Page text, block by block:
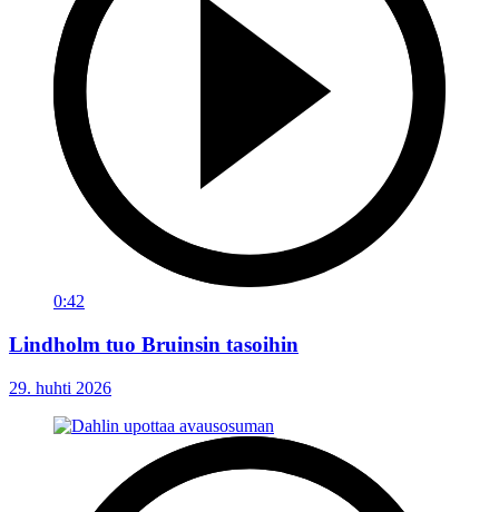
0:42
Lindholm tuo Bruinsin tasoihin
29. huhti 2026